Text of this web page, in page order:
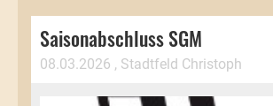
Saisonabschluss SGM
08.03.2026 , Stadtfeld Christoph